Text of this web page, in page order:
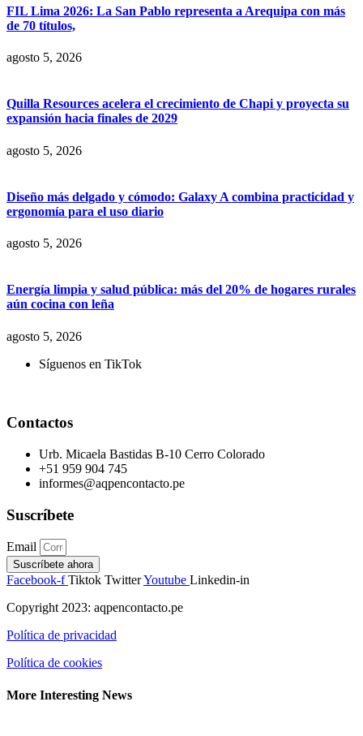
FIL Lima 2026: La San Pablo representa a Arequipa con más
de 70 títulos,
agosto 5, 2026
Quilla Resources acelera el crecimiento de Chapi y proyecta su
expansión hacia finales de 2029
agosto 5, 2026
Diseño más delgado y cómodo: Galaxy A combina practicidad y
ergonomía para el uso diario
agosto 5, 2026
Energía limpia y salud pública: más del 20% de hogares rurales
aún cocina con leña
agosto 5, 2026
Síguenos en TikTok
Contactos
Urb. Micaela Bastidas B-10 Cerro Colorado
+51 959 904 745
informes@aqpencontacto.pe
Suscríbete
Email
Suscríbete ahora
Facebook-f Tiktok TwitterYoutube Linkedin-in
Copyright 2023: aqpencontacto.pe
Política de privacidad
Política de cookies
More Interesting News